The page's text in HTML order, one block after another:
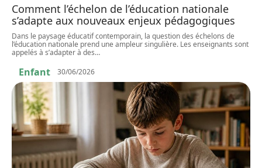
Comment l’échelon de l’éducation nationale
s’adapte aux nouveaux enjeux pédagogiques
Dans le paysage éducatif contemporain, la question des échelons de
l’éducation nationale prend une ampleur singulière. Les enseignants sont
appelés à s’adapter à des…
Enfant 30/06/2026